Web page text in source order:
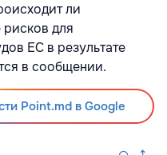
ли
для
ЕС в результате
в сообщении.
Point.md в Google